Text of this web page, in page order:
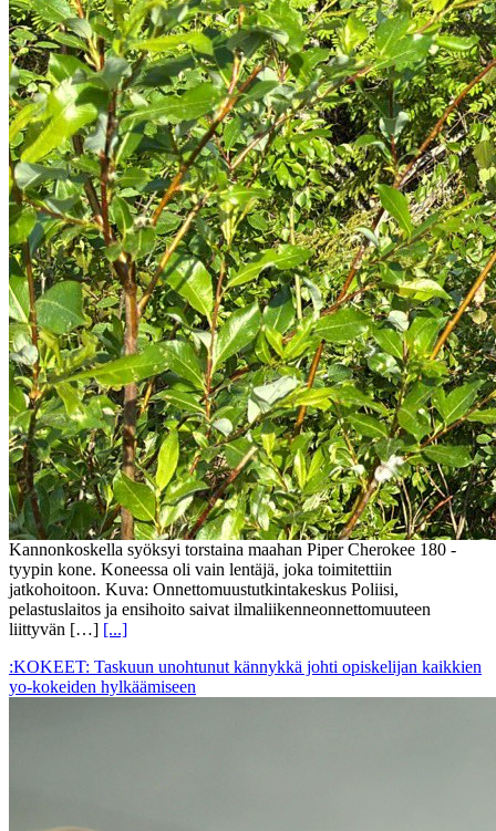
Kannonkoskella syöksyi torstaina maahan Piper Cherokee 180 -
tyypin kone. Koneessa oli vain lentäjä, joka toimitettiin
jatkohoitoon. Kuva: Onnettomuustutkintakeskus Poliisi,
pelastuslaitos ja ensihoito saivat ilmaliikenneonnettomuuteen
liittyvän […] [...]
:KOKEET: Taskuun unohtunut kännykkä johti opiskelijan kaikkien
yo-kokeiden hylkäämiseen